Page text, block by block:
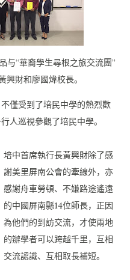
与“華裔學生尋根之旅交流團”
興財和廖國煒校長。
僅受到了培民中學的熱烈歡
人巡視參觀了培民中學。
培中首席執行長黃興財除了感
謝美里屏南公會的牽線外，亦
感謝舟車勞頓、不嫌路途遙遠
的中國屏南縣14位師長，正因
為他們的到訪交流，才使兩地
的辦學者可以跨越千里，互相
交流認識、 互相取長補短。